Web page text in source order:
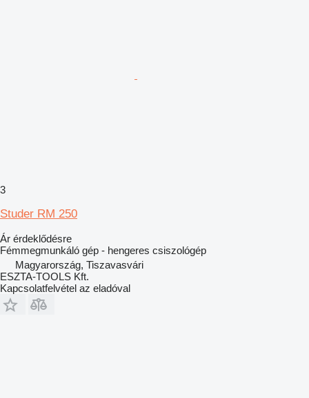
3
Studer RM 250
Ár érdeklődésre
Fémmegmunkáló gép - hengeres csiszológép
Magyarország, Tiszavasvári
ESZTA-TOOLS Kft.
Kapcsolatfelvétel az eladóval